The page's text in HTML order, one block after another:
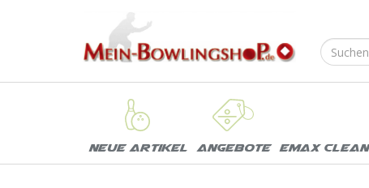
Neue Artikel Angebote EMAX Clean